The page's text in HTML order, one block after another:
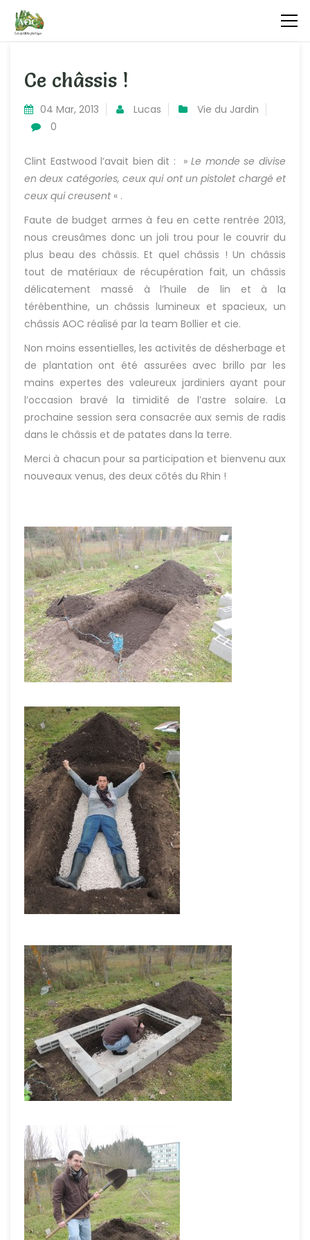
Ce châssis !
04 Mar, 2013 Lucas
Vie du Jardin
0
Clint Eastwood l’avait bien dit : »Le monde se divise
en deux catégories, ceux qui ont un pistolet chargé et
ceux qui creusent « .
Faute de budget armes à feu en cette rentrée 2013,
nous creusâmes donc un joli trou pour le couvrir du
plus beau des châssis. Et quel châssis ! Un châssis
tout de matériaux de récupération fait, un châssis
délicatement massé à l’huile de lin et à la
térébenthine, un châssis lumineux et spacieux, un
châssis AOC réalisé par la team Bollier et cie.
Non moins essentielles, les activités de désherbage et
de plantation ont été assurées avec brillo par les
mains expertes des valeureux jardiniers ayant pour
l’occasion bravé la timidité de l’astre solaire. La
prochaine session sera consacrée aux semis de radis
dans le châssis et de patates dans la terre.
Merci à chacun pour sa participation et bienvenu aux
nouveaux venus, des deux côtés du Rhin !